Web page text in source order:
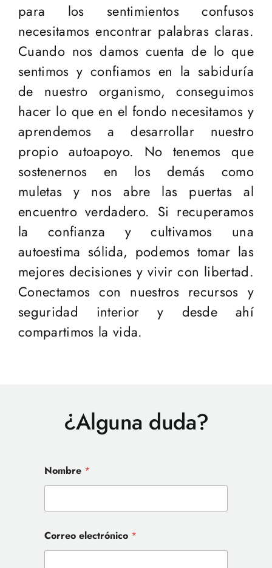
para los sentimientos confusos
necesitamos encontrar palabras claras.
Cuando nos damos cuenta de lo que
sentimos y confiamos en la sabiduría
de nuestro organismo, conseguimos
hacer lo que en el fondo necesitamos y
aprendemos a desarrollar nuestro
propio autoapoyo. No tenemos que
sostenernos en los demás como
muletas y nos abre las puertas al
encuentro verdadero. Si recuperamos
la confianza y cultivamos una
autoestima sólida, podemos tomar las
mejores decisiones y vivir con libertad.
Conectamos con nuestros recursos y
seguridad interior y desde ahí
compartimos la vida.
¿Alguna duda?
N
o
b
e
A
s
e
l
f
n
o
C
Nombre *
Correo electrónico *